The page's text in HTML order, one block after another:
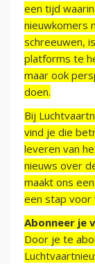
een tijd
nieuwkomers
schreeuwen,
platforms te
maar ook
doen.
Bij
vind je die
leveren van
nieuws over
maakt ons
een stap voor
Abonneer je
Door je te